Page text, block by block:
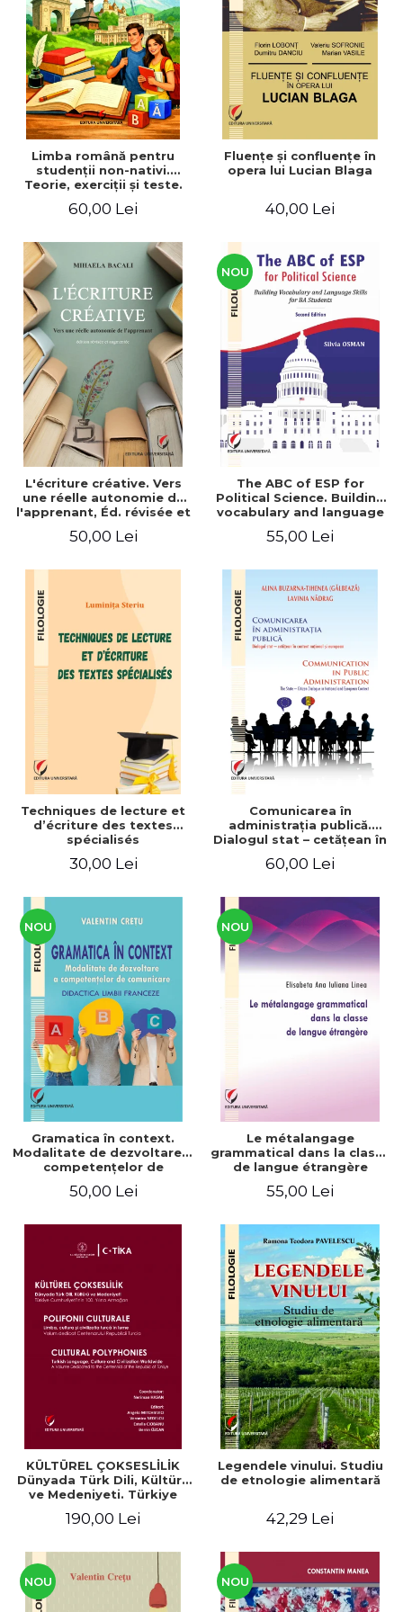
ADMINISTRATIVE
ȘTIINȚE ECONOMICE
ȘTIINȚE EXACTE
EDUCAȚIE FIZICĂ ȘI SPORT
PREUNIVERSITARIA
TIMP LIBER
ÎN CURS DE APARIȚIE
NOUTĂȚI
PACHETE DE STUDIU
ULTIMELE EXEMPLARE
Cum Cumpăr
Livrare
Politica de Retur
Formular de Retur
Distribuitori
Limba română pentru
studenţii non-nativi.
Teorie, exerciţii şi teste.
60,00 Lei
Fluenţe şi confluenţe în
opera lui Lucian Blaga
40,00 Lei
L'écriture créative. Vers
une réelle autonomie de
l'apprenant, Éd. révisée et
50,00 Lei
NOU
The ABC of ESP for
Political Science. Building
vocabulary and language
55,00 Lei
Techniques de lecture et
d’écriture des textes
spécialisés
30,00 Lei
Comunicarea în
administraţia publică.
Dialogul stat – cetăţean în
european / Communication
The state-citizen dialogue
in national and European
context
60,00 Lei
NOU
Gramatica în context.
Modalitate de dezvoltare a
competenţelor de
limbii franceze
50,00 Lei
NOU
Le métalangage
grammatical dans la classe
de langue étrangère
55,00 Lei
KÜLTÜREL ÇOKSESLİLİK
Dünyada Türk Dili, Kültürü
ve Medeniyeti. Türkiye
Armağan/ POLIFONII
și civilizația turcă în lume.
Centenarului
190,00 Lei
Legendele vinului. Studiu
de etnologie alimentară
42,29 Lei
NOU NOU